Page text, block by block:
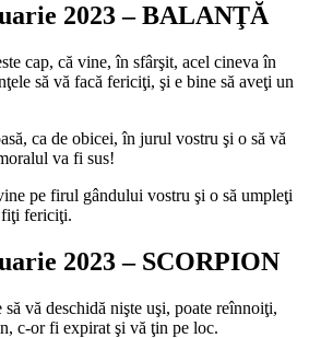
2023 – BALANŢĂ
cap, că vine, în sfârşit, acel cineva în
să vă facă fericiţi, şi e bine să aveţi un
ca de obicei, în jurul vostru şi o să vă
va fi sus!
pe firul gândului vostru şi o să umpleţi
fiţi fericiţi.
2023 – SCORPION
să vă deschidă nişte uşi, poate reînnoiţi,
c-or fi expirat şi vă ţin pe loc.